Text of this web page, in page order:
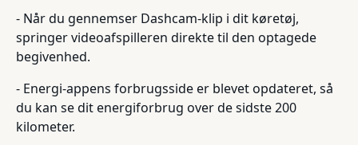
- Når du gennemser Dashcam-klip i dit køretøj,
springer videoafspilleren direkte til den optagede
begivenhed.
- Energi-appens forbrugsside er blevet opdateret, så
du kan se dit energiforbrug over de sidste 200
kilometer.